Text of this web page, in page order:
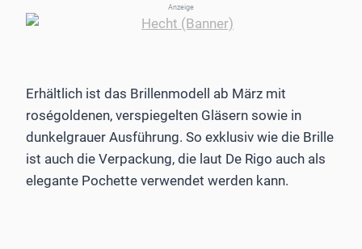
Anzeige
Erhältlich ist das Brillenmodell ab März mit
roségoldenen, verspiegelten Gläsern sowie in
dunkelgrauer Ausführung. So exklusiv wie die Brille
ist auch die Verpackung, die laut De Rigo auch als
elegante Pochette verwendet werden kann.